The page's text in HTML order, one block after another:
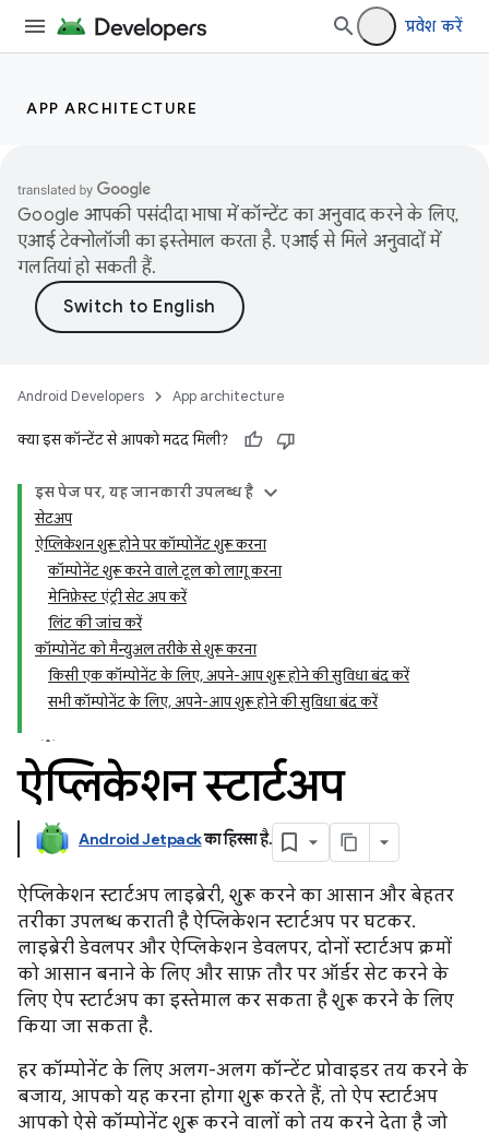
प्रवेश करें
APP ARCHITECTURE
Google आपकी पसंदीदा भाषा में कॉन्टेंट का अनुवाद करने के लिए,
एआई टेक्नोलॉजी का इस्तेमाल करता है. एआई से मिले अनुवादों में
गलतियां हो सकती हैं.
Android Developers App architecture
क्या इस कॉन्टेंट से आपको मदद मिली?
इस पेज पर, यह जानकारी उपलब्ध है
सेटअप
ऐप्लिकेशन शुरू होने पर कॉम्पोनेंट शुरू करना
कॉम्पोनेंट शुरू करने वाले टूल को लागू करना
मेनिफ़ेस्ट एंट्री सेट अप करें
लिंट की जांच करें
कॉम्पोनेंट को मैन्युअल तरीके से शुरू करना
किसी एक कॉम्पोनेंट के लिए, अपने-आप शुरू होने की सुविधा बंद करें
सभी कॉम्पोनेंट के लिए, अपने-आप शुरू होने की सुविधा बंद करें
ऐप्लिकेशन स्टार्टअप
Android Jetpackका हिस्सा है.
ऐप्लिकेशन स्टार्टअप लाइब्रेरी, शुरू करने का आसान और बेहतर
तरीका उपलब्ध कराती है ऐप्लिकेशन स्टार्टअप पर घटकर.
लाइब्रेरी डेवलपर और ऐप्लिकेशन डेवलपर, दोनों स्टार्टअप क्रमों
को आसान बनाने के लिए और साफ़ तौर पर ऑर्डर सेट करने के
लिए ऐप स्टार्टअप का इस्तेमाल कर सकता है शुरू करने के लिए
किया जा सकता है.
हर कॉम्पोनेंट के लिए अलग-अलग कॉन्टेंट प्रोवाइडर तय करने के
बजाय, आपको यह करना होगा शुरू करते हैं, तो ऐप स्टार्टअप
आपको ऐसे कॉम्पोनेंट शुरू करने वालों को तय करने देता है जो